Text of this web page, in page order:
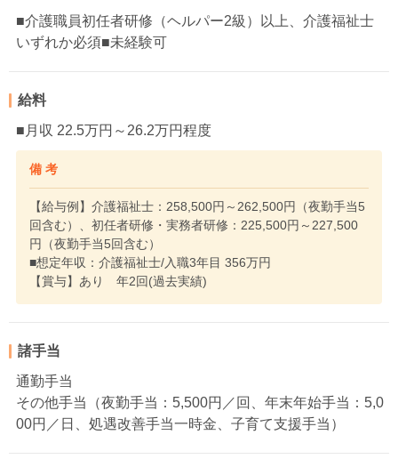
■介護職員初任者研修（ヘルパー2級）以上、介護福祉士
いずれか必須■未経験可
給料
■月収 22.5万円～26.2万円程度
備 考
【給与例】介護福祉士：258,500円～262,500円（夜勤手当5
回含む）、初任者研修・実務者研修：225,500円～227,500
円（夜勤手当5回含む）
■想定年収：介護福祉士/入職3年目 356万円
【賞与】あり 年2回(過去実績)
諸手当
通勤手当
その他手当（夜勤手当：5,500円／回、年末年始手当：5,0
00円／日、処遇改善手当一時金、子育て支援手当）